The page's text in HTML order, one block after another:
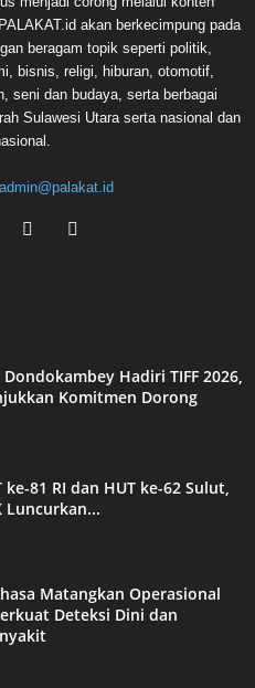
akan berkecimpung pada
beragam topik seperti politik,
bisnis, religi, hiburan, otomotif,
seni dan budaya, serta berbagai
Sulawesi Utara serta nasional dan
admin@palakat.id
Hadiri TIFF 2026,
Komitmen Dorong
81 RI dan HUT ke-62 Sulut,
Luncurkan...
Matangkan Operasional
Deteksi Dini dan